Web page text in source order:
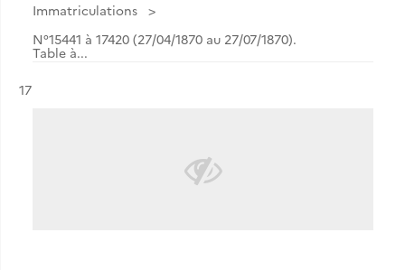
Immatriculations
N°15441 à 17420 (27/04/1870 au 27/07/1870).
Table à...
Résultat n°
17